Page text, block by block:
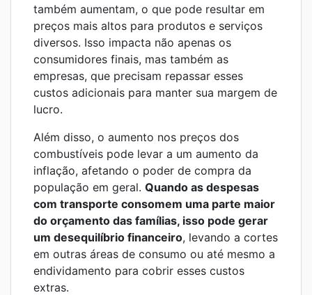
também aumentam, o que pode resultar em
preços mais altos para produtos e serviços
diversos. Isso impacta não apenas os
consumidores finais, mas também as
empresas, que precisam repassar esses
custos adicionais para manter sua margem de
lucro.
Além disso, o aumento nos preços dos
combustíveis pode levar a um aumento da
inflação, afetando o poder de compra da
população em geral. Quando as despesas
com transporte consomem uma parte maior
do orçamento das famílias, isso pode gerar
um desequilíbrio financeiro, levando a cortes
em outras áreas de consumo ou até mesmo a
endividamento para cobrir esses custos
extras.